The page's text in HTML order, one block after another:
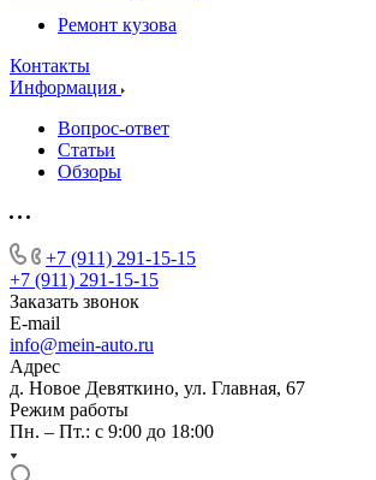
Ремонт кузова
Контакты
Информация
Вопрос-ответ
Статьи
Обзоры
+7 (911) 291-15-15
+7 (911) 291-15-15
Заказать звонок
E-mail
info@mein-auto.ru
Адрес
д. Новое Девяткино, ул. Главная, 67
Режим работы
Пн. – Пт.: с 9:00 до 18:00